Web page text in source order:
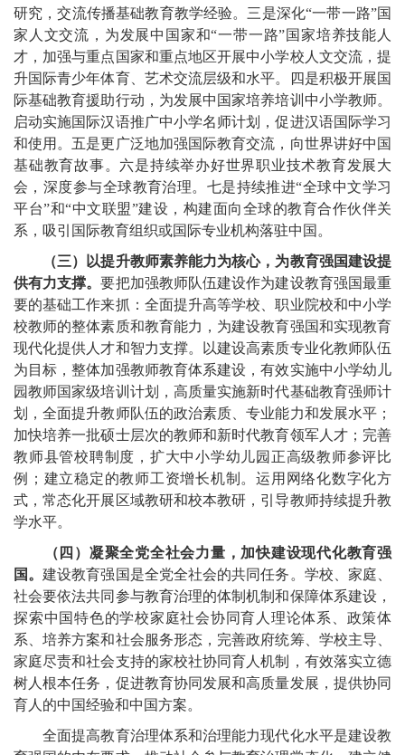
研究，交流传播基础教育教学经验。三是深化“一带一路”国
家人文交流，为发展中国家和“一带一路”国家培养技能人
才，加强与重点国家和重点地区开展中小学校人文交流，提
升国际青少年体育、艺术交流层级和水平。四是积极开展国
际基础教育援助行动，为发展中国家培养培训中小学教师。
启动实施国际汉语推广中小学名师计划，促进汉语国际学习
和使用。五是更广泛地加强国际教育交流，向世界讲好中国
基础教育故事。六是持续举办好世界职业技术教育发展大
会，深度参与全球教育治理。七是持续推进“全球中文学习
平台”和“中文联盟”建设，构建面向全球的教育合作伙伴关
系，吸引国际教育组织或国际专业机构落驻中国。
（三）以提升教师素养能力为核心，为教育强国建设提
供有力支撑。要把加强教师队伍建设作为建设教育强国最重
要的基础工作来抓：全面提升高等学校、职业院校和中小学
校教师的整体素质和教育能力，为建设教育强国和实现教育
现代化提供人才和智力支撑。以建设高素质专业化教师队伍
为目标，整体加强教师教育体系建设，有效实施中小学幼儿
园教师国家级培训计划，高质量实施新时代基础教育强师计
划，全面提升教师队伍的政治素质、专业能力和发展水平；
加快培养一批硕士层次的教师和新时代教育领军人才；完善
教师县管校聘制度，扩大中小学幼儿园正高级教师参评比
例；建立稳定的教师工资增长机制。运用网络化数字化方
式，常态化开展区域教研和校本教研，引导教师持续提升教
学水平。
（四）凝聚全党全社会力量，加快建设现代化教育强
国。建设教育强国是全党全社会的共同任务。学校、家庭、
社会要依法共同参与教育治理的体制机制和保障体系建设，
探索中国特色的学校家庭社会协同育人理论体系、政策体
系、培养方案和社会服务形态，完善政府统筹、学校主导、
家庭尽责和社会支持的家校社协同育人机制，有效落实立德
树人根本任务，促进教育协同发展和高质量发展，提供协同
育人的中国经验和中国方案。
全面提高教育治理体系和治理能力现代化水平是建设教